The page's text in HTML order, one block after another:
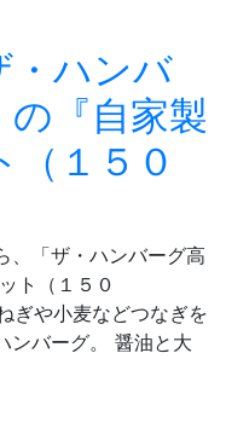
・ハンバ
『自家製
（１５０
、「ザ・ハンバーグ高
ト（１５０
麦などつなぎを
ンバーグ。 醤油と大